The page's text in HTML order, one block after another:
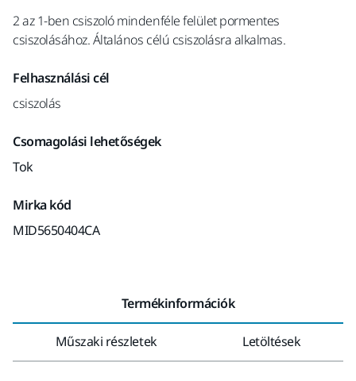
2 az 1-ben csiszoló mindenféle felület pormentes
csiszolásához. Általános célú csiszolásra alkalmas.
Felhasználási cél
csiszolás
Csomagolási lehetőségek
Tok
Mirka kód
MID5650404CA
Termékinformációk
Műszaki részletek Letöltések